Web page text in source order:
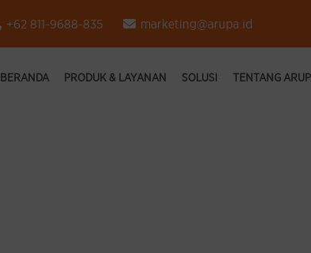
+62 811-9688-835 marketing@arupa.id
BERANDA PRODUK & LAYANAN SOLUSI TENTANG